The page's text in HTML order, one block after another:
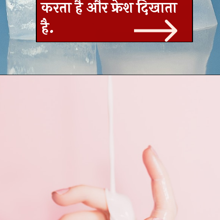
करता है और फ्रेश दिखाता
है.